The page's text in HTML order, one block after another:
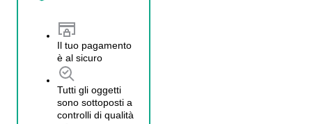
Il tuo pagamento
è al sicuro
Tutti gli oggetti
sono sottoposti a
controlli di qualità